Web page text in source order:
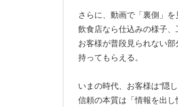
さらに、動画で「裏側」
飲食店なら仕込みの様子、
お客様が普段見られない
持ってもらえる。
いまの時代、お客様は“隠
信頼の本質は「情報を出し